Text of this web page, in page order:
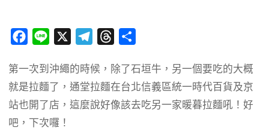
c
e
b
o
n
e
l
e
g
r
e
a
第一次到沖繩的時候，除了石垣牛，另一個要吃的大概
就是拉麵了，通堂拉麵在台北信義區統一時代百貨及京
站也開了店，這麼說好像該去吃另一家暖暮拉麵吼！好
吧，下次囉！